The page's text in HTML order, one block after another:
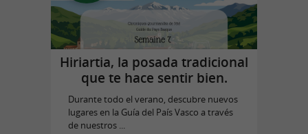
Hiriartia, la posada tradicional
que te hace sentir bien.
Durante todo el verano, descubre nuevos
lugares en la Guía del País Vasco a través
de nuestros ...